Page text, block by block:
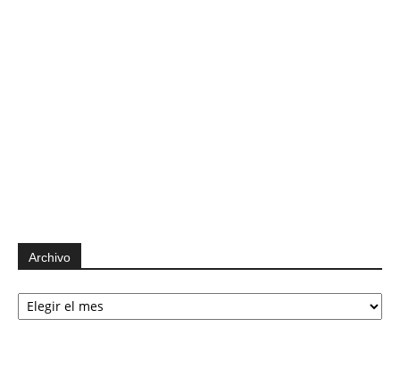
Archivo
Archivo